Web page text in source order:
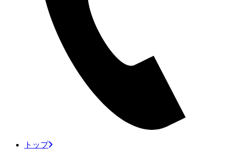
トップ